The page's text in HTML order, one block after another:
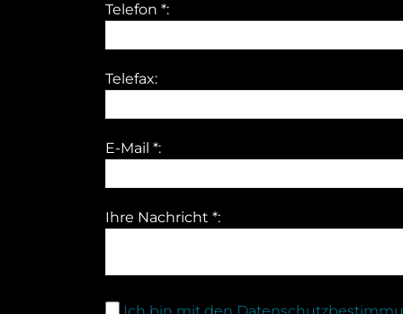
Telefon *:
Telefax:
E-Mail *:
Ihre Nachricht *: